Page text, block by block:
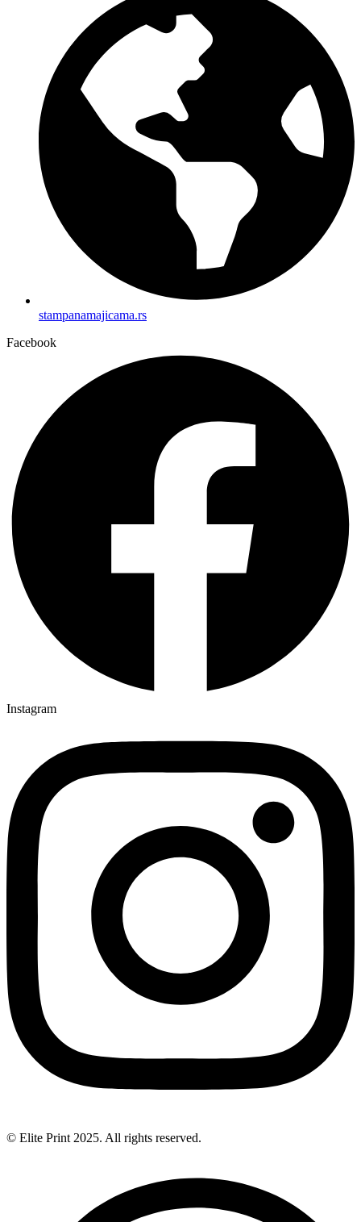
stampanamajicama.rs
Facebook
Instagram
© Elite Print 2025. All rights reserved.